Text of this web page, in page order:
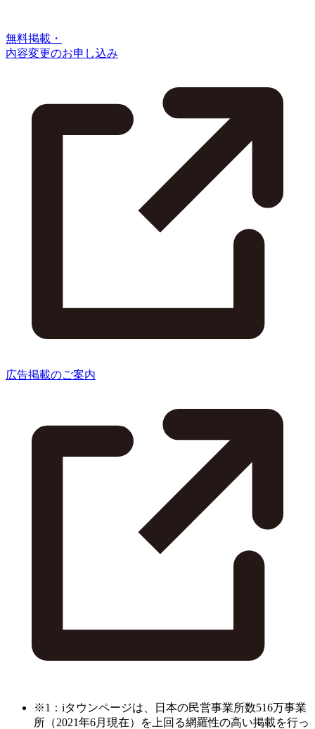
無料掲載・
内容変更のお申し込み
広告掲載のご案内
※1：iタウンページは、日本の民営事業所数516万事業
所（2021年6月現在）を上回る網羅性の高い掲載を行っ